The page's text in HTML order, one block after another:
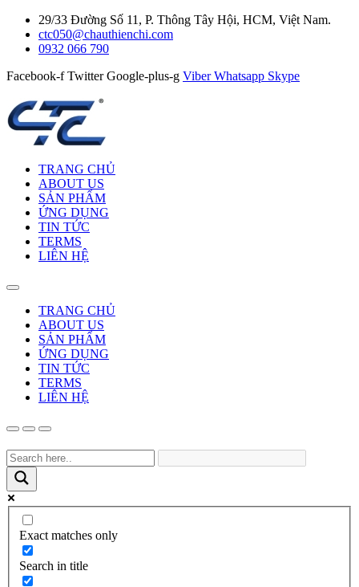
29/33 Đường Số 11, P. Thông Tây Hội, HCM, Việt Nam.
ctc050@chauthienchi.com
0932 066 790
Facebook-f Twitter Google-plus-g Viber Whatsapp Skype
TRANG CHỦ
ABOUT US
SẢN PHẨM
ỨNG DỤNG
TIN TỨC
TERMS
LIÊN HỆ
TRANG CHỦ
ABOUT US
SẢN PHẨM
ỨNG DỤNG
TIN TỨC
TERMS
LIÊN HỆ
Exact matches only
Search in title